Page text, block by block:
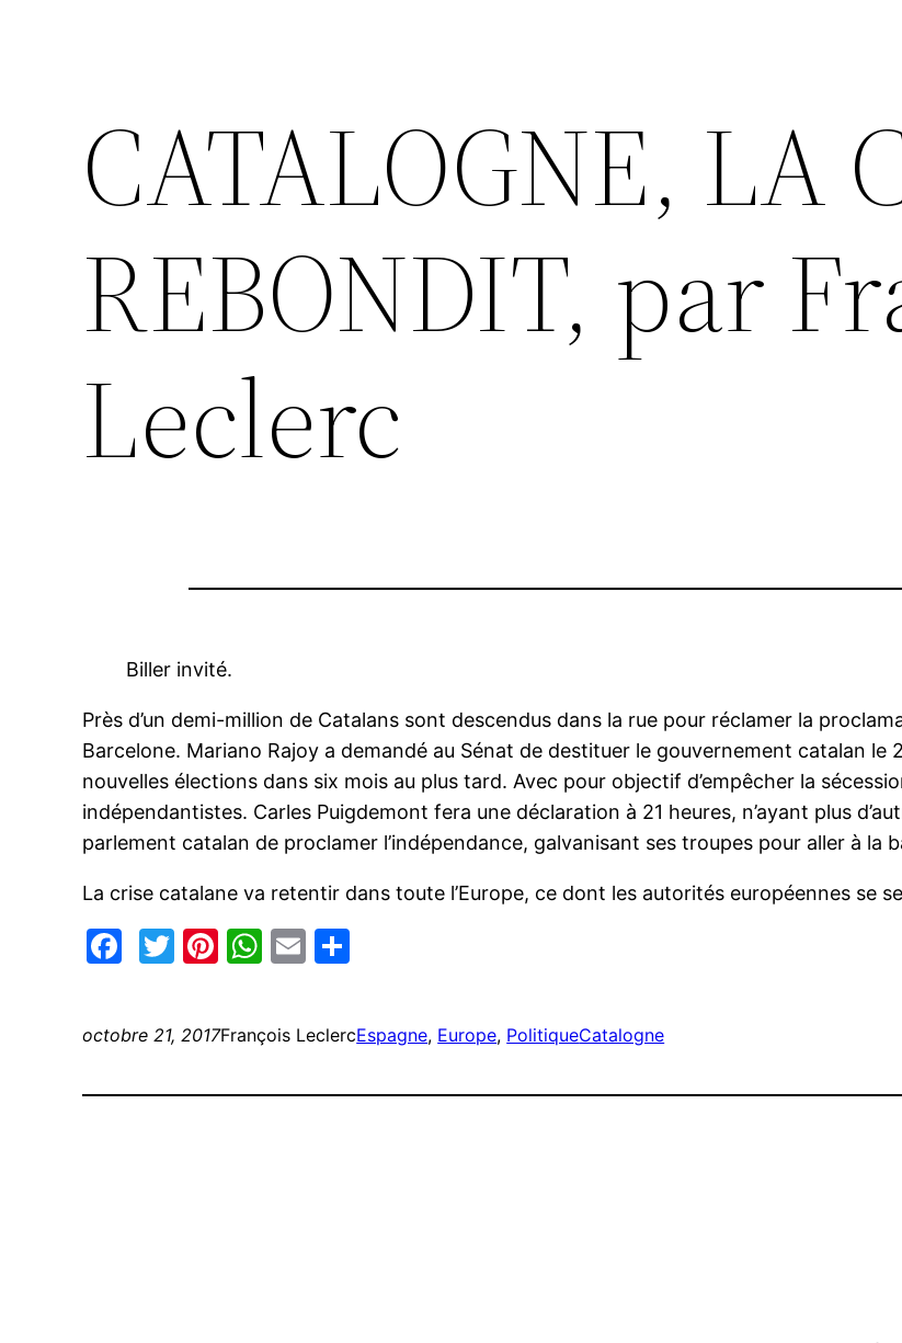
CATALOGNE, LA
REBONDIT, par
Leclerc
Biller invité.
Près d’un demi-million de Catalans sont descendus dans la rue pour réclamer la
Barcelone. Mariano Rajoy a demandé au Sénat de destituer le gouvernement catalan
nouvelles élections dans six mois au plus tard. Avec pour objectif d’empêcher la
indépendantistes. Carles Puigdemont fera une déclaration à 21 heures, n’ayant plus
parlement catalan de proclamer l’indépendance, galvanisant ses troupes pour aller à la
La crise catalane va retentir dans toute l’Europe, ce dont les autorités européennes se
Facebook
Twitter
Pinterest
WhatsApp
Email
octobre 21, 2017François LeclercEspagne, Europe, PolitiqueCatalogne